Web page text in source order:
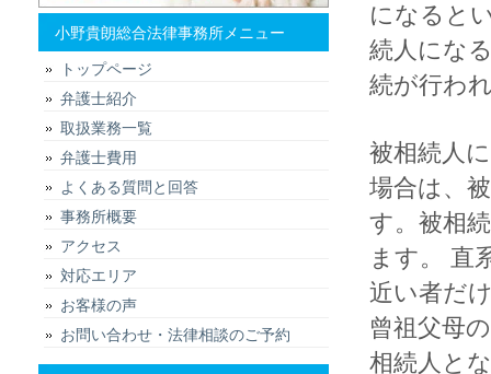
になると
続人にな
続が行わ
被相続人
場合は、
す。被相
ます。 直
近い者だ
曾祖父母
相続人と
小野貴朗総合法律事務所メニュー
トップページ
弁護士紹介
取扱業務一覧
弁護士費用
よくある質問と回答
事務所概要
アクセス
対応エリア
お客様の声
お問い合わせ・法律相談のご予約